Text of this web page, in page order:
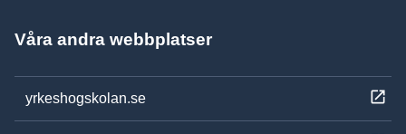
Våra andra webbplatser
yrkeshogskolan.se